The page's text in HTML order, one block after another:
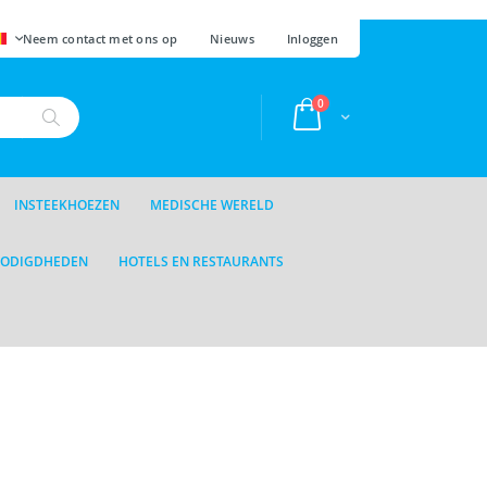
Neem contact met ons op Nieuws Inloggen
Cart
0producten
INSTEEKHOEZEN MEDISCHE WERELD
HOTELS EN RESTAURANTS